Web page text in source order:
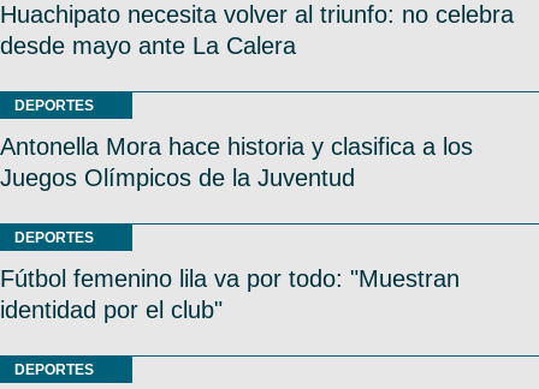
Huachipato necesita volver al triunfo: no celebra
desde mayo ante La Calera
DEPORTES
Antonella Mora hace historia y clasifica a los
Juegos Olímpicos de la Juventud
DEPORTES
Fútbol femenino lila va por todo: "Muestran
identidad por el club"
DEPORTES